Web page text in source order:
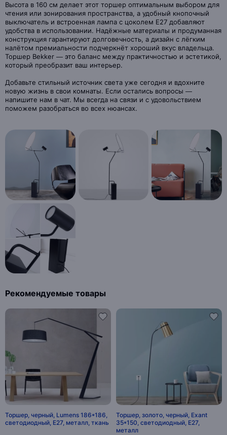
Высота в 160 см делает этот торшер оптимальным выбором для
чтения или зонирования пространства, а удобный кнопочный
выключатель и встроенная лампа с цоколем Е27 добавляют
удобства в использовании. Надёжные материалы и продуманная
конструкция гарантируют долговечность, а дизайн с лёгким
налётом премиальности подчеркнёт хороший вкус владельца.
Торшер Bekker — это баланс между практичностью и эстетикой,
который преобразит ваш интерьер.
Добавьте стильный источник света уже сегодня и вдохните
новую жизнь в свои комнаты. Если остались вопросы —
напишите нам в чат. Мы всегда на связи и с удовольствием
поможем разобраться во всех нюансах.
Рекомендуемые товары
Торшер, черный, Lumens 186*186,
светодиодный, E27, металл, ткань
Торшер, золото, черный, Exant
35*150, светодиодный, E27,
металл